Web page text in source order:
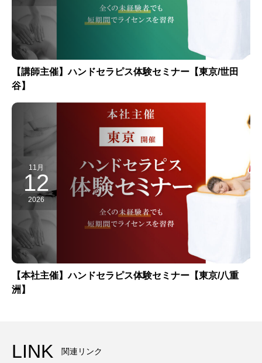
【講師主催】ハンドセラピス体験セミナー【東京/世田
谷】
11月
12
2026
【本社主催】ハンドセラピス体験セミナー【東京/八重
洲】
LINK 関連リンク